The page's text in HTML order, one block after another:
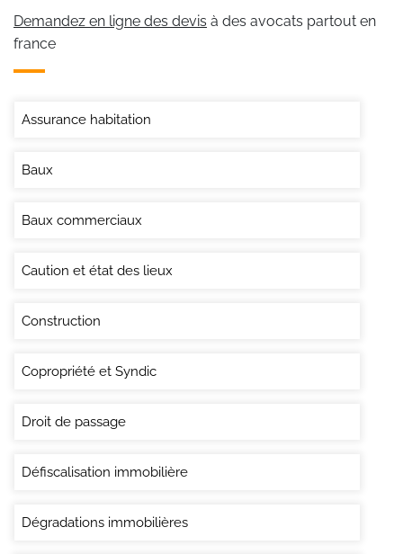
Demandez en ligne des devis à des avocats partout en
france
Assurance habitation
Baux
Baux commerciaux
Caution et état des lieux
Construction
Copropriété et Syndic
Droit de passage
Défiscalisation immobilière
Dégradations immobilières